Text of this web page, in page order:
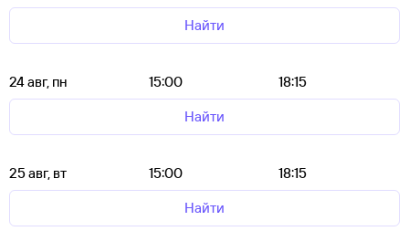
Найти
24 авг, пн 15:00
18:15
Найти
25 авг, вт 15:00
18:15
Найти